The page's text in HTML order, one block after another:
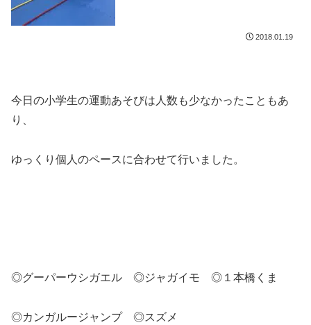
2018.01.19
今日の小学生の運動あそびは人数も少なかったこともあ
り、
ゆっくり個人のペースに合わせて行いました。
◎グーパーウシガエル ◎ジャガイモ ◎１本橋くま
◎カンガルージャンプ ◎スズメ